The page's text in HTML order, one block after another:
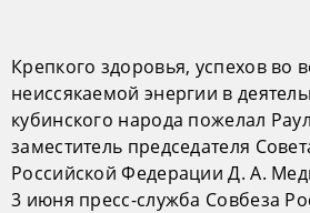
Крепкого здоровья, успехов во
неиссякаемой энергии в
кубинского народа пожелал
заместитель председателя
Российской Федерации Д. А.
3 июня пресс-служба Совбеза